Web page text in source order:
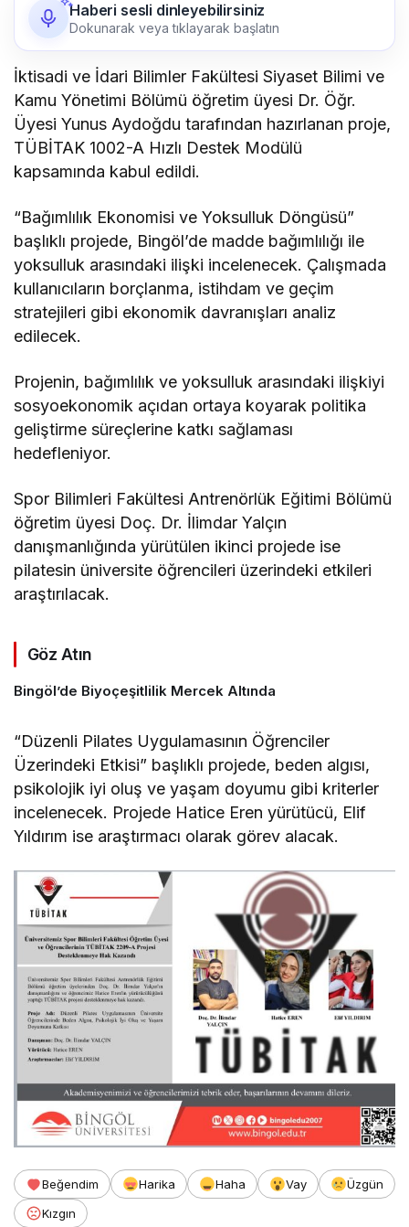
Haberi sesli dinleyebilirsiniz
Dokunarak veya tıklayarak başlatın
İktisadi ve İdari Bilimler Fakültesi Siyaset Bilimi ve
Kamu Yönetimi Bölümü öğretim üyesi Dr. Öğr.
Üyesi Yunus Aydoğdu tarafından hazırlanan proje,
TÜBİTAK 1002-A Hızlı Destek Modülü
kapsamında kabul edildi.
“Bağımlılık Ekonomisi ve Yoksulluk Döngüsü”
başlıklı projede, Bingöl’de madde bağımlılığı ile
yoksulluk arasındaki ilişki incelenecek. Çalışmada
kullanıcıların borçlanma, istihdam ve geçim
stratejileri gibi ekonomik davranışları analiz
edilecek.
Projenin, bağımlılık ve yoksulluk arasındaki ilişkiyi
sosyoekonomik açıdan ortaya koyarak politika
geliştirme süreçlerine katkı sağlaması
hedefleniyor.
Spor Bilimleri Fakültesi Antrenörlük Eğitimi Bölümü
öğretim üyesi Doç. Dr. İlimdar Yalçın
danışmanlığında yürütülen ikinci projede ise
pilatesin üniversite öğrencileri üzerindeki etkileri
araştırılacak.
Göz Atın
Bingöl’de Biyoçeşitlilik Mercek Altında
“Düzenli Pilates Uygulamasının Öğrenciler
Üzerindeki Etkisi” başlıklı projede, beden algısı,
psikolojik iyi oluş ve yaşam doyumu gibi kriterler
incelenecek. Projede Hatice Eren yürütücü, Elif
Yıldırım ise araştırmacı olarak görev alacak.
Beğendim Harika Haha Vay
Üzgün
Kızgın